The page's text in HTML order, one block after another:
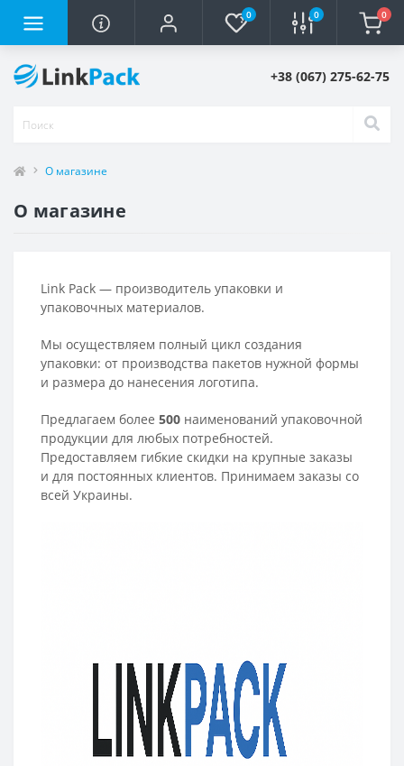
0 0 0
+38 (067) 275-62-75
О магазине
О магазине
Link Pack — производитель упаковки и
упаковочных материалов.
Мы осуществляем полный цикл создания
упаковки: от производства пакетов нужной формы
и размера до нанесения логотипа.
Предлагаем более 500 наименований упаковочной
продукции для любых потребностей.
Предоставляем гибкие скидки на крупные заказы
и для постоянных клиентов. Принимаем заказы со
всей Украины.